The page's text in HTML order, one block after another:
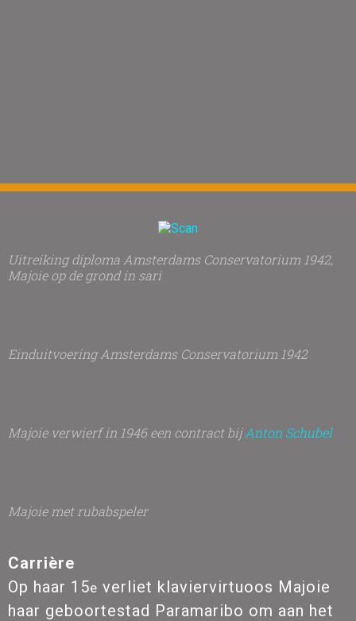
Uitreiking diploma Amsterdams Conservatorium 1942,
Majoie op de grond in sari
Einduitvoering Amsterdams Conservatorium 1942
Majoie verwierf in 1946 een contract bijAnton Schubel
Majoie met rubabspeler
Carrière
Op haar 15e verliet klaviervirtuoos Majoie
haar geboortestad Paramaribo om aan het